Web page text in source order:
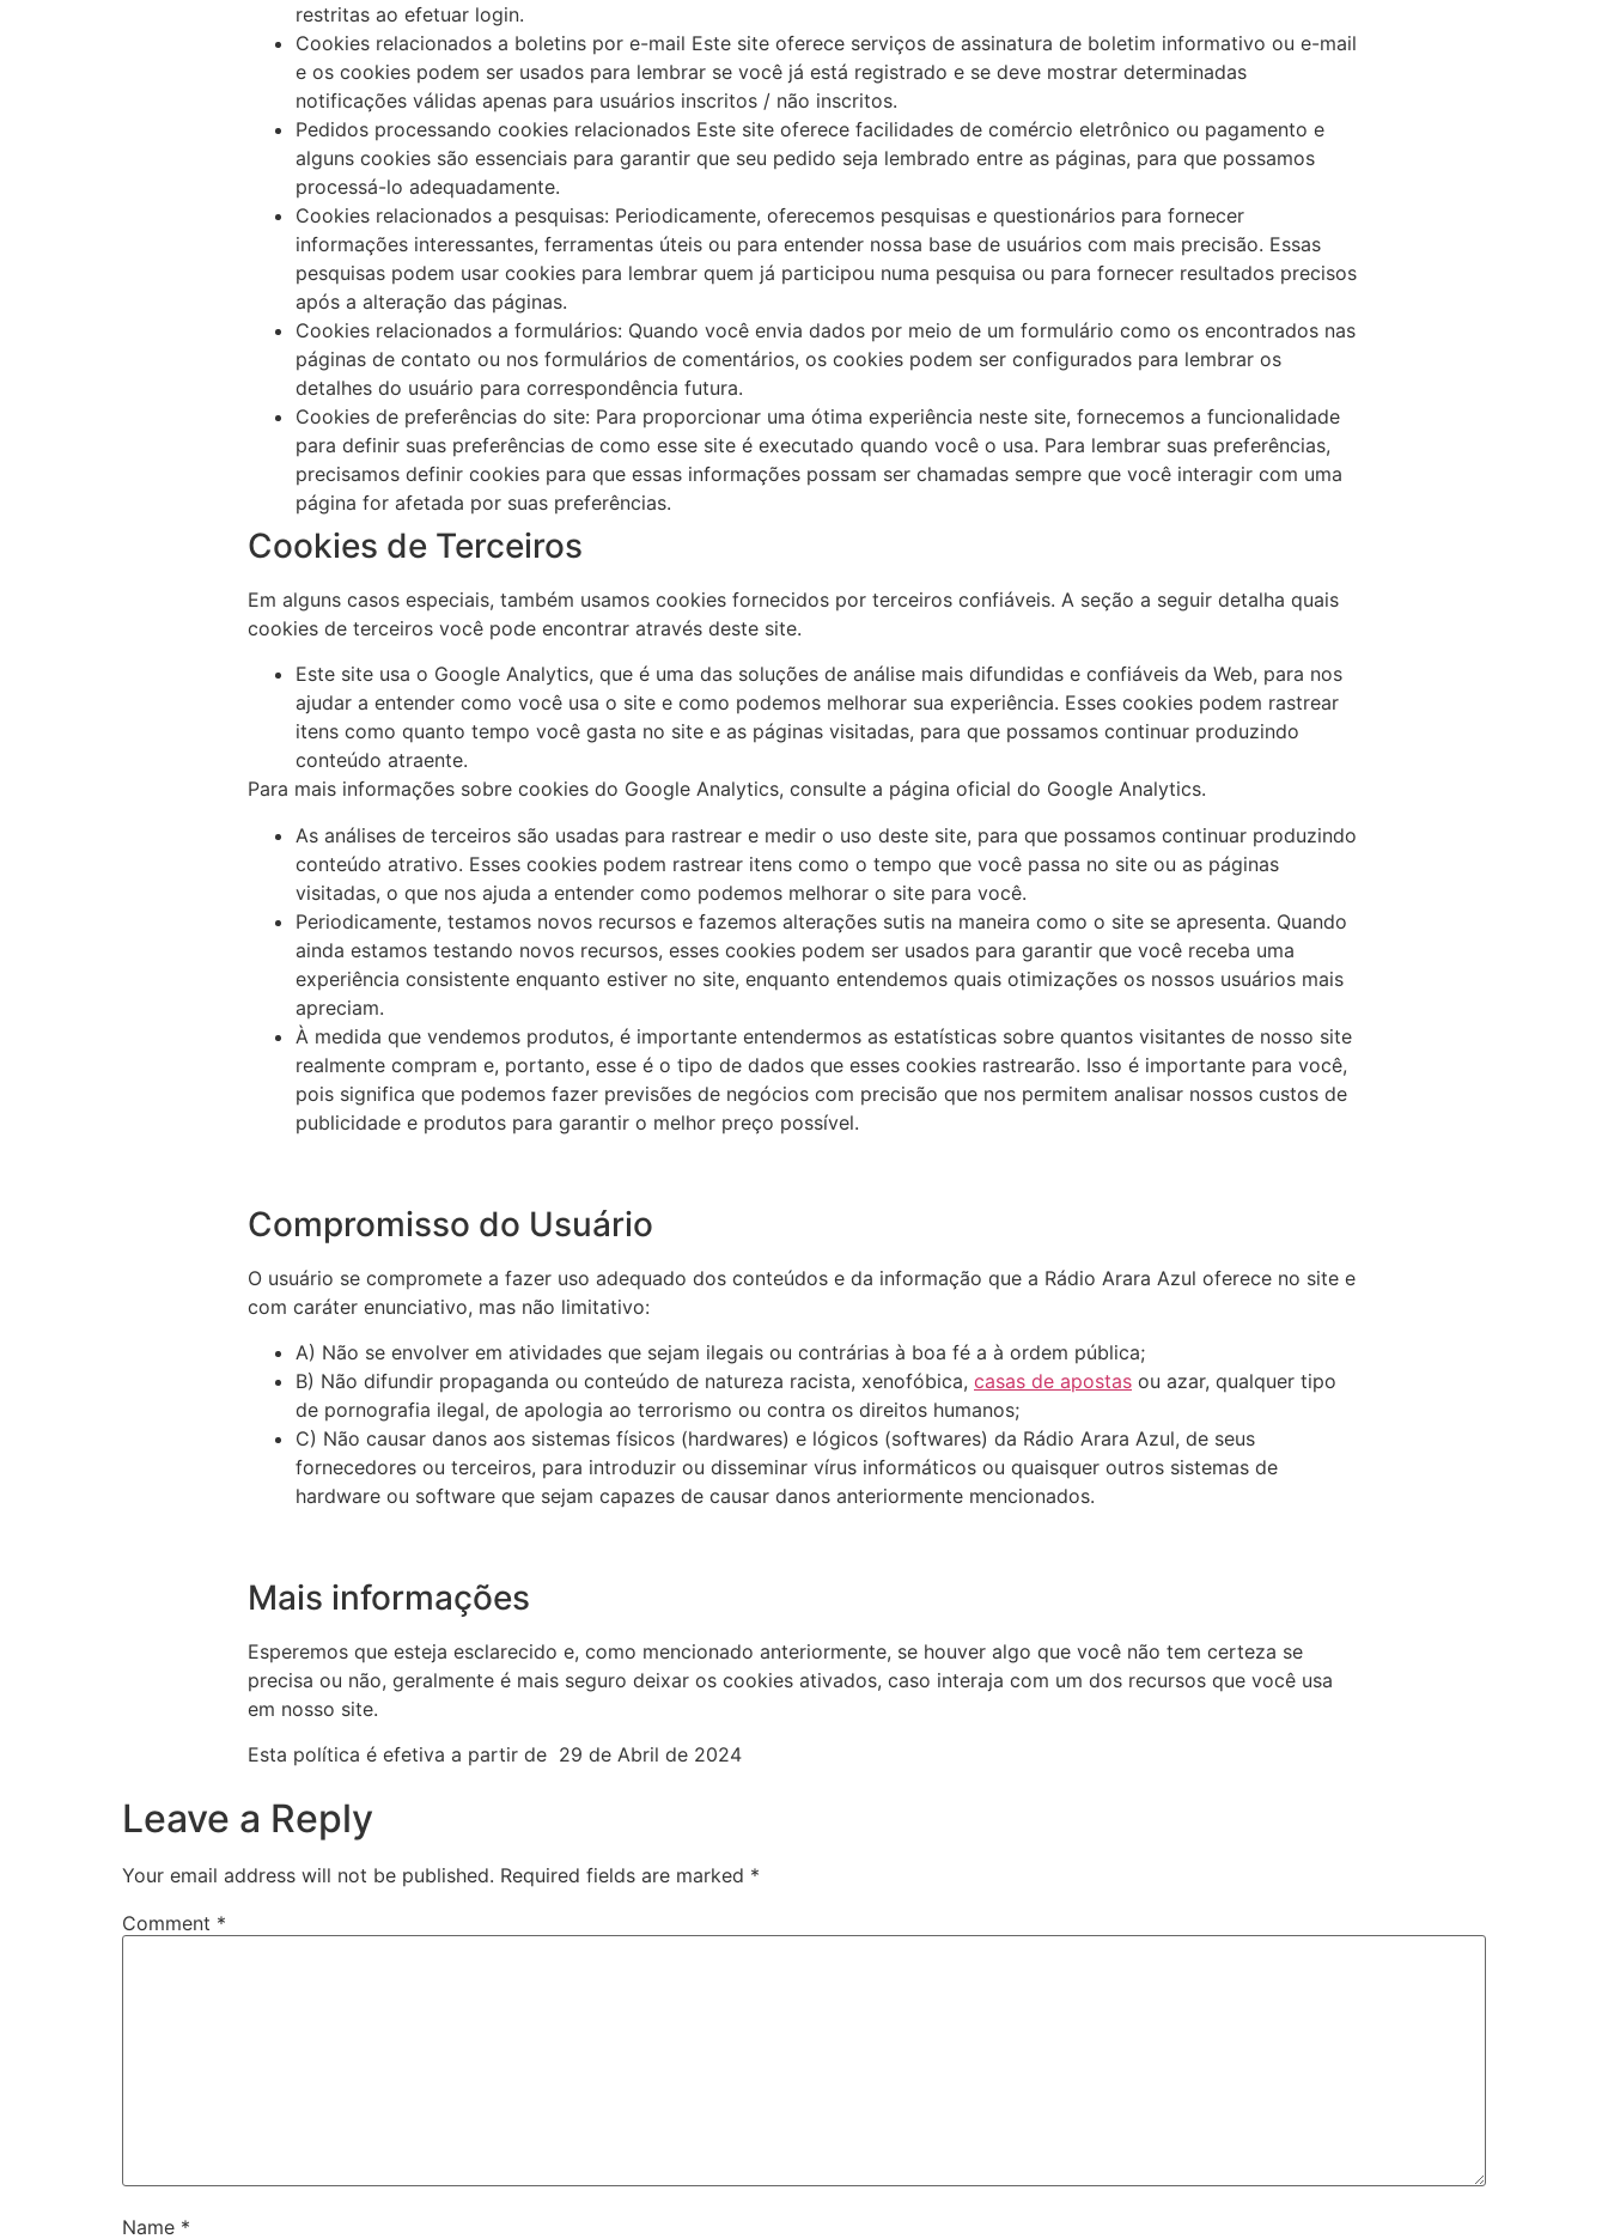
restritas ao efetuar login.
Cookies relacionados a boletins por e-mail Este site oferece serviços de assinatura de boletim informativo ou e-mail
e os cookies podem ser usados para lembrar se você já está registrado e se deve mostrar determinadas
notificações válidas apenas para usuários inscritos / não inscritos.
Pedidos processando cookies relacionados Este site oferece facilidades de comércio eletrônico ou pagamento e
alguns cookies são essenciais para garantir que seu pedido seja lembrado entre as páginas, para que possamos
processá-lo adequadamente.
Cookies relacionados a pesquisas: Periodicamente, oferecemos pesquisas e questionários para fornecer
informações interessantes, ferramentas úteis ou para entender nossa base de usuários com mais precisão. Essas
pesquisas podem usar cookies para lembrar quem já participou numa pesquisa ou para fornecer resultados precisos
após a alteração das páginas.
Cookies relacionados a formulários: Quando você envia dados por meio de um formulário como os encontrados nas
páginas de contato ou nos formulários de comentários, os cookies podem ser configurados para lembrar os
detalhes do usuário para correspondência futura.
Cookies de preferências do site: Para proporcionar uma ótima experiência neste site, fornecemos a funcionalidade
para definir suas preferências de como esse site é executado quando você o usa. Para lembrar suas preferências,
precisamos definir cookies para que essas informações possam ser chamadas sempre que você interagir com uma
página for afetada por suas preferências.
Cookies de Terceiros
Em alguns casos especiais, também usamos cookies fornecidos por terceiros confiáveis. A seção a seguir detalha quais
cookies de terceiros você pode encontrar através deste site.
Este site usa o Google Analytics, que é uma das soluções de análise mais difundidas e confiáveis da Web, para nos
ajudar a entender como você usa o site e como podemos melhorar sua experiência. Esses cookies podem rastrear
itens como quanto tempo você gasta no site e as páginas visitadas, para que possamos continuar produzindo
conteúdo atraente.
Para mais informações sobre cookies do Google Analytics, consulte a página oficial do Google Analytics.
As análises de terceiros são usadas para rastrear e medir o uso deste site, para que possamos continuar produzindo
conteúdo atrativo. Esses cookies podem rastrear itens como o tempo que você passa no site ou as páginas
visitadas, o que nos ajuda a entender como podemos melhorar o site para você.
Periodicamente, testamos novos recursos e fazemos alterações sutis na maneira como o site se apresenta. Quando
ainda estamos testando novos recursos, esses cookies podem ser usados para garantir que você receba uma
experiência consistente enquanto estiver no site, enquanto entendemos quais otimizações os nossos usuários mais
apreciam.
À medida que vendemos produtos, é importante entendermos as estatísticas sobre quantos visitantes de nosso site
realmente compram e, portanto, esse é o tipo de dados que esses cookies rastrearão. Isso é importante para você,
pois significa que podemos fazer previsões de negócios com precisão que nos permitem analisar nossos custos de
publicidade e produtos para garantir o melhor preço possível.
Compromisso do Usuário
O usuário se compromete a fazer uso adequado dos conteúdos e da informação que a Rádio Arara Azul oferece no site e
com caráter enunciativo, mas não limitativo:
A) Não se envolver em atividades que sejam ilegais ou contrárias à boa fé a à ordem pública;
B) Não difundir propaganda ou conteúdo de natureza racista, xenofóbica, casas de apostas ou azar, qualquer tipo
de pornografia ilegal, de apologia ao terrorismo ou contra os direitos humanos;
C) Não causar danos aos sistemas físicos (hardwares) e lógicos (softwares) da Rádio Arara Azul, de seus
fornecedores ou terceiros, para introduzir ou disseminar vírus informáticos ou quaisquer outros sistemas de
hardware ou software que sejam capazes de causar danos anteriormente mencionados.
Mais informações
Esperemos que esteja esclarecido e, como mencionado anteriormente, se houver algo que você não tem certeza se
precisa ou não, geralmente é mais seguro deixar os cookies ativados, caso interaja com um dos recursos que você usa
em nosso site.
Esta política é efetiva a partir de 29 de Abril de 2024
Leave a Reply
Your email address will not be published. Required fields are marked *
Comment *
Name *